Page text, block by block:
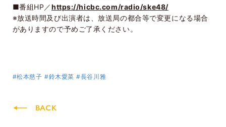
■番組HP／https://hicbc.com/radio/ske48/
※放送時間及び出演者は、放送局の都合等で変更になる場合
がありますので予めご了承ください。
#松本慈子 #鈴木愛菜 #長谷川雅
BACK